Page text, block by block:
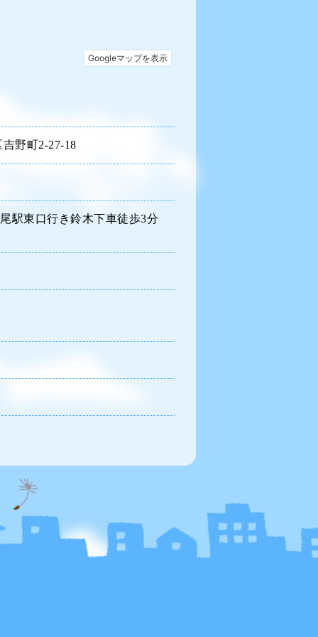
野町2-27-18
駅東口行き鈴木下車徒歩3分